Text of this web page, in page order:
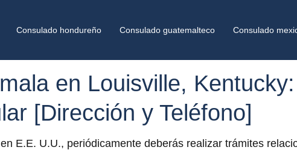
Consulado hondureño Consulado guatemalteco Consulado
en Louisville, Kentucky:
[Dirección y Teléfono]
E.E. U.U., periódicamente deberás realizar trámites